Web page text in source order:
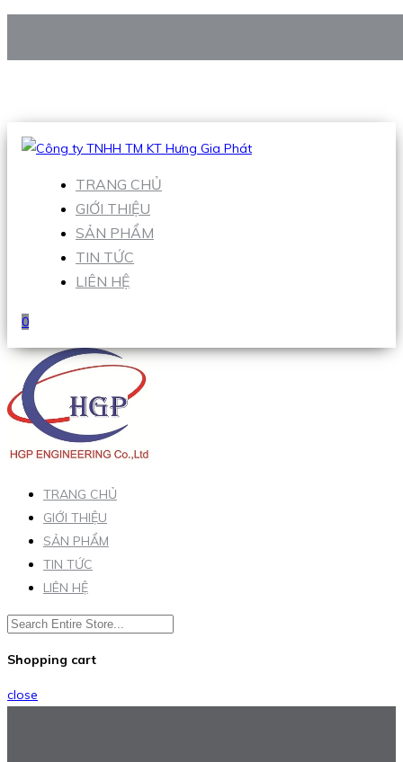
Hotline:0938 906 663
TRANG CHỦ
GIỚI THIỆU
SẢN PHẨM
TIN TỨC
LIÊN HỆ
0
TRANG CHỦ
GIỚI THIỆU
SẢN PHẨM
TIN TỨC
LIÊN HỆ
Shopping cart
close